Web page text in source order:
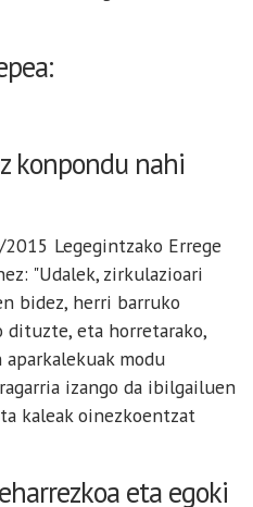
konpondu nahi
Legegintzako Errege
"Udalek, zirkulazioari
bidez, herri barruko
dituzte, eta horretarako,
modu
izango da ibilgailuen
kaleak oinezkoentzat
eta egoki